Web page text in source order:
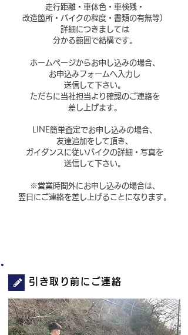
走行距離・車体色・ 車検残・
改造箇所・バイクの程度・書類の有無等）
詳細につきましては
分かる範囲で結構です。
ホームページからお申し込みの場合、
お申込みフォームへ入力し
送信して下さい。
​ただちに当社担当より確認のご連絡を
差し上げます。
LINE簡単査定でお申し込みの場合、
友達追加をして頂き、
ガイダンスに従いバイクの詳細・写真を
送信して下さい。
※営業時間外にお申し込みの場合は、
翌日にご連絡を​差し上げることになります。
引き取り前にご連絡